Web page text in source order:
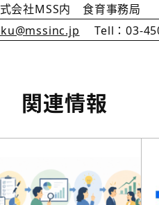
会社MSS内 食育事務局
Tell：03-
関連情報